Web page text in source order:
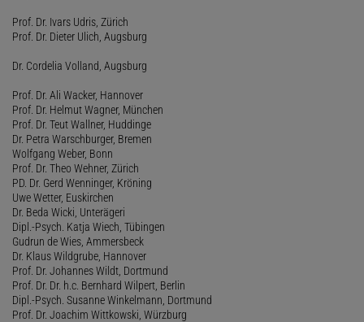
Prof. Dr. Ivars Udris, Zürich
Prof. Dr. Dieter Ulich, Augsburg
Dr. Cordelia Volland, Augsburg
Prof. Dr. Ali Wacker, Hannover
Prof. Dr. Helmut Wagner, München
Prof. Dr. Teut Wallner, Huddinge
Dr. Petra Warschburger, Bremen
Wolfgang Weber, Bonn
Prof. Dr. Theo Wehner, Zürich
PD. Dr. Gerd Wenninger, Kröning
Uwe Wetter, Euskirchen
Dr. Beda Wicki, Unterägeri
Dipl.-Psych. Katja Wiech, Tübingen
Gudrun de Wies, Ammersbeck
Dr. Klaus Wildgrube, Hannover
Prof. Dr. Johannes Wildt, Dortmund
Prof. Dr. Dr. h.c. Bernhard Wilpert, Berlin
Dipl.-Psych. Susanne Winkelmann, Dortmund
Prof. Dr. Joachim Wittkowski, Würzburg